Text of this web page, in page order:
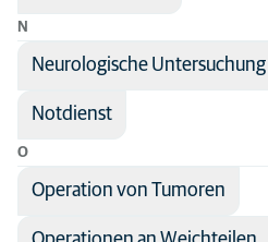
N
Neurologische Untersuchung
Notdienst
O
Operation von Tumoren